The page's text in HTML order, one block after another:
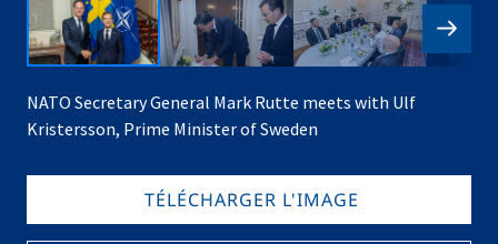
NATO Secretary General Mark Rutte meets with Ulf
Kristersson, Prime Minister of Sweden
TÉLÉCHARGER L'IMAGE